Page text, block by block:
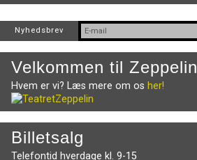
Nyhedsbrev
Velkommen til Zeppelin
Hvem er vi? Læs mere om os her!
Billetsalg
Telefontid hverdage kl. 9-15